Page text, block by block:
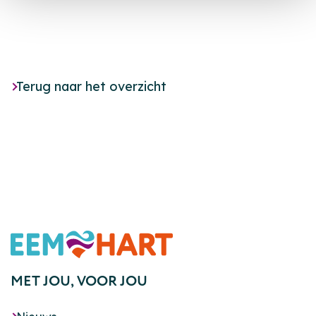
Terug naar het overzicht
Footer
MET JOU,VOOR JOU